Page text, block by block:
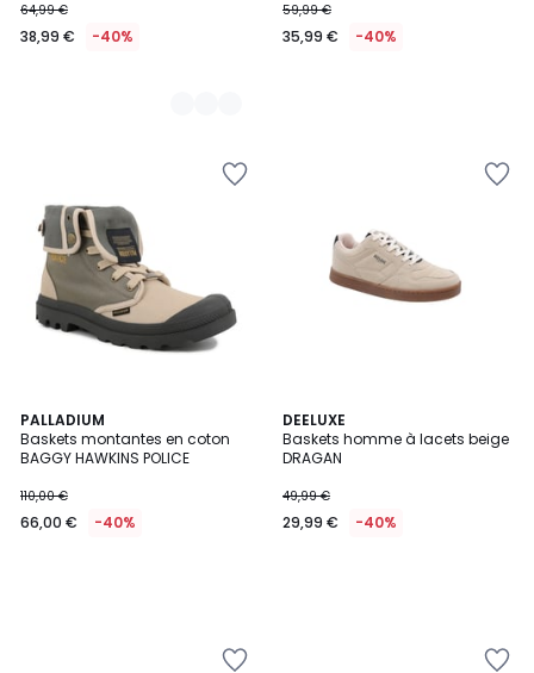
64,99 €
38,99 € -40%
59,99 €
35,99 € -40%
PALLADIUM
Baskets montantes en coton
BAGGY HAWKINS POLICE
110,00 €
66,00 € -40%
DEELUXE
Baskets homme à lacets beige
DRAGAN
49,99 €
29,99 € -40%